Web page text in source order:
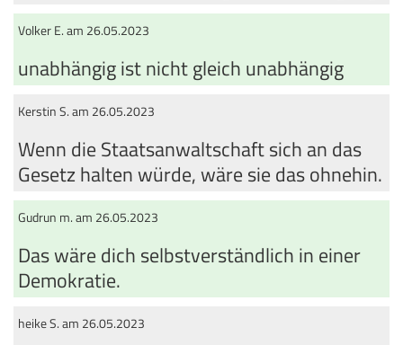
Volker E. am 26.05.2023
unabhängig ist nicht gleich unabhängig
Kerstin S. am 26.05.2023
Wenn die Staatsanwaltschaft sich an das
Gesetz halten würde, wäre sie das ohnehin.
Gudrun m. am 26.05.2023
Das wäre dich selbstverständlich in einer
Demokratie.
heike S. am 26.05.2023